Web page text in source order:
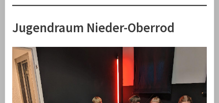
Jugendraum Nieder-Oberrod